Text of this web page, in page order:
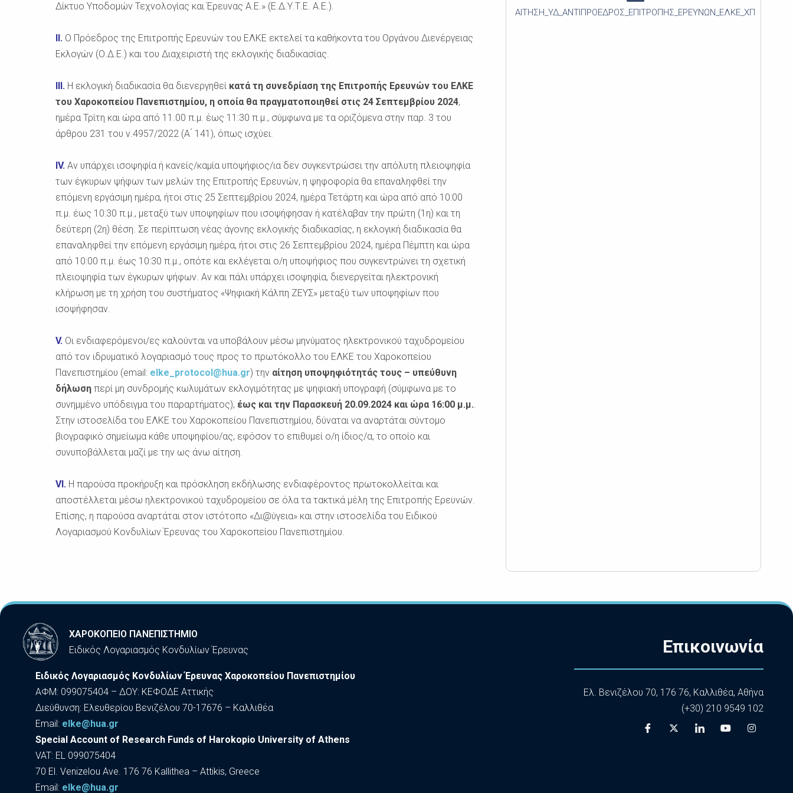
Δίκτυο Υποδομών Τεχνολογίας και Έρευνας Α.Ε.» (Ε.Δ.Υ.Τ.Ε. Α.Ε.).
II.O Πρόεδρος της Επιτροπής Ερευνών του ΕΛΚΕ εκτελεί τα καθήκοντα του Οργάνου Διενέργειας
Εκλογών (Ο.Δ.Ε.) και του Διαχειριστή της εκλογικής διαδικασίας.
III. Η εκλογική διαδικασία θα διενεργηθεί κατά τη συνεδρίαση της Επιτροπής Ερευνών του ΕΛΚΕ
του Χαροκοπείου Πανεπιστημίου, η οποία θα πραγματοποιηθεί στις 24 Σεπτεμβρίου 2024,
ημέρα Τρίτη και ώρα από 11.00 π.μ. έως 11:30 π.μ., σύμφωνα με τα οριζόμενα στην παρ. 3 του
άρθρου 231 του ν.4957/2022 (Α ́ 141), όπως ισχύει.
IV.Αν υπάρχει ισοψηφία ή κανείς/καμία υποψήφιος/ια δεν συγκεντρώσει την απόλυτη πλειοψηφία
των έγκυρων ψήφων των μελών της Επιτροπής Ερευνών, η ψηφοφορία θα επαναληφθεί την
επόμενη εργάσιμη ημέρα, ήτοι στις 25 Σεπτεμβρίου 2024, ημέρα Τετάρτη και ώρα από από 10:00
π.μ. έως 10:30 π.μ., μεταξύ των υποψηφίων που ισοψήφησαν ή κατέλαβαν την πρώτη (1η) και τη
δεύτερη (2η) θέση. Σε περίπτωση νέας άγονης εκλογικής διαδικασίας, η εκλογική διαδικασία θα
επαναληφθεί την επόμενη εργάσιμη ημέρα, ήτοι στις 26 Σεπτεμβρίου 2024, ημέρα Πέμπτη και ώρα
από 10:00 π.μ. έως 10:30 π.μ., οπότε και εκλέγεται ο/η υποψήφιος που συγκεντρώνει τη σχετική
πλειοψηφία των έγκυρων ψήφων. Αν και πάλι υπάρχει ισοψηφία, διενεργείται ηλεκτρονική
κλήρωση με τη χρήση του συστήματος «Ψηφιακή Κάλπη ΖΕΥΣ» μεταξύ των υποψηφίων που
ισοψήφησαν.
V.Οι ενδιαφερόμενοι/ες καλούνται να υποβάλουν μέσω μηνύματος ηλεκτρονικού ταχυδρομείου
από τον ιδρυματικό λογαριασμό τους προς το πρωτόκολλο του ΕΛΚΕ του Χαροκοπείου
Πανεπιστημίου (email: elke_protocol@hua.gr) την αίτηση υποψηφιότητάς τους – υπεύθυνη
δήλωσηπερί μη συνδρομής κωλυμάτων εκλογιμότητας με ψηφιακή υπογραφή (σύμφωνα με το
συνημμένο υπόδειγμα του παραρτήματος), έως και την Παρασκευή 20.09.2024 και ώρα 16:00 μ.μ..
Στην ιστοσελίδα του ΕΛΚΕ του Χαροκοπείου Πανεπιστημίου, δύναται να αναρτάται σύντομο
βιογραφικό σημείωμα κάθε υποψηφίου/ας, εφόσον το επιθυμεί ο/η ίδιος/α, το οποίο και
συνυποβάλλεται μαζί με την ως άνω αίτηση.
VI.Η παρούσα προκήρυξη και πρόσκληση εκδήλωσης ενδιαφέροντος πρωτοκολλείται και
αποστέλλεται μέσω ηλεκτρονικού ταχυδρομείου σε όλα τα τακτικά μέλη της Επιτροπής Ερευνών.
Επίσης, η παρούσα αναρτάται στον ιστότοπο «Δι@ύγεια» και στην ιστοσελίδα του Ειδικού
Λογαριασμού Κονδυλίων Έρευνας του Χαροκοπείου Πανεπιστημίου.
AITHΣΗ_ΥΔ_ΑΝΤΙΠΡΟΕΔΡΟΣ_ΕΠΙΤΡΟΠΗΣ_ΕΡΕΥΝΩΝ_ΕΛΚΕ_ΧΠ
ΧΑΡΟΚΟΠΕΙΟ ΠΑΝΕΠΙΣΤΗΜΙΟ
Ειδικός Λογαριασμός Κονδυλίων Έρευνας
Ειδικός Λογαριασμός Κονδυλίων Έρευνας Χαροκοπείου Πανεπιστημίου
ΑΦΜ: 099075404 – ΔΟΥ: ΚΕΦΟΔΕ Αττικής
Διεύθυνση: Ελευθερίου Βενιζέλου 70-17676 – Καλλιθέα
Εmail: elke@hua.gr
Special Account of Research Funds of Harokopio University of Athens
VAT: EL 099075404
70 El. Venizelou Ave. 176 76 Kallithea – Attikis, Greece
Εmail: elke@hua.gr
Επικοινωνία
Ελ. Βενιζέλου 70, 176 76, Καλλιθέα, Αθήνα
(+30) 210 9549 102